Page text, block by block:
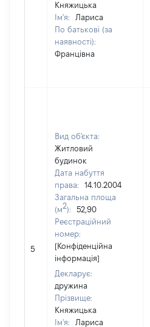
Княжицька
Ім'я:
Лариса
По батькові (за
наявності):
Францівна
5
Вид об'єкта:
Житловий
будинок
Дата набуття
права:
14.10.2004
Загальна площа
(м2):
52,90
Реєстраційний
номер:
[Конфіденційна
інформація]
Декларує:
дружина
Прізвище:
Княжицька
Ім'я:
Лариса